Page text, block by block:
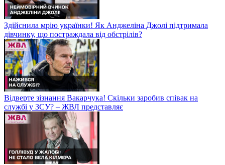
Здійснила мрію українки! Як Анджеліна Джолі підтримала
дівчинку, що постраждала від обстрілів?
Відверте зізнання Вакарчука! Скільки заробив співак на
службі у ЗСУ? – ЖВЛ представляє